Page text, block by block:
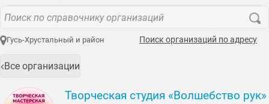
Гусь-Хрустальный и район Поиск организаций по адресу
Все организации
Творческая студия «Волшебство рук»